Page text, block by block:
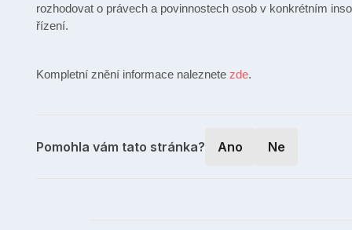
rozhodovat o právech a povinnostech osob v konkrétním
řízení.
Kompletní znění informace naleznete zde.
Pomohla vám tato stránka? Ano Ne